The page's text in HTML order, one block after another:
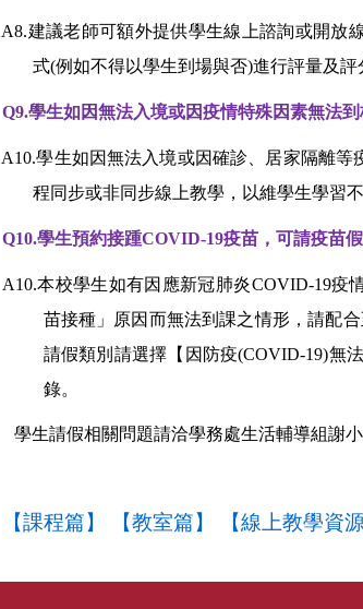
A8.建議老師可額外提供學生線上諮詢或開放
式(例如不得以學生到場與否)進行評量及評
Q9.學生如因無法入境或因疫情特殊因素無法
A10.學生如因無法入境或因確診、居家隔離
程同步或非同步線上教學，以維學生學習不
Q10.學生預約接踵COVID-19疫苗，可請疫苗
A10.本校學生如有因應新冠肺炎COVID-19疫
苗接種」原因而無法到課之情形，請配
請假類別請選擇【因防疫(COVID-19)無
錄。
學生請假相關問題請洽學務處生活輔導組謝小
【課程篇】 【教室篇】 【線上教學資源